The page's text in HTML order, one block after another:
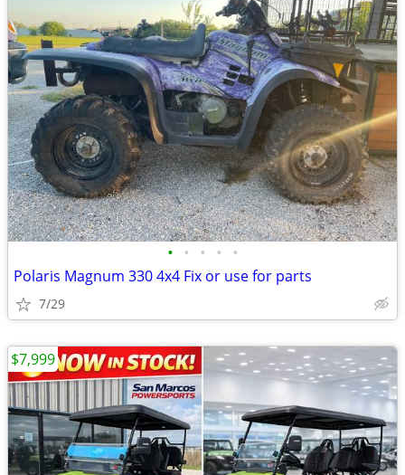
• • • • •
Polaris Magnum 330 4x4 Fix or use for parts
7/29
$7,999